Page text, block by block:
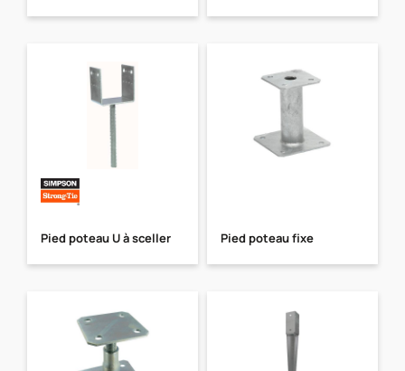
Pied poteau U à sceller Pied poteau fixe